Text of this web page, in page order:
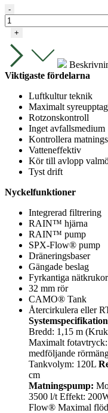
Alien
Aero
Kruka
15L
mängd
-
+
Viktigaste fördelarna
Luftkultur teknik
Maximalt
Rotzonskontroll
Inget avfallsmedium
Kontrollera
Vatteneffektiv
Kör till avlopp
Tyst drift
Nyckelfunktioner
Integrerad filtrering
RAIN™ hjärna
RAIN™ pump
SPX-Flow® pump
Dräneringsbaser
Gängade beslag
Fyrkantiga nätkrukor
32 mm rör
CAMO® Tank
Återcirkulera eller
Bredd: 1,15 m
Maximalt
medföljande
Tankvolym: 120L
cm
Matningspump:
3500 l/t Effekt:
Flow® Maximal